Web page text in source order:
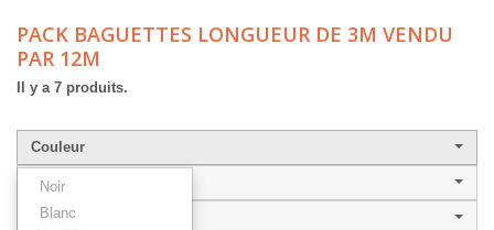
PACK BAGUETTES LONGUEUR DE 3M VENDU
PAR 12M
Il y a 7 produits.
Couleur
Noir
Blanc
Largeur de baguette
Style